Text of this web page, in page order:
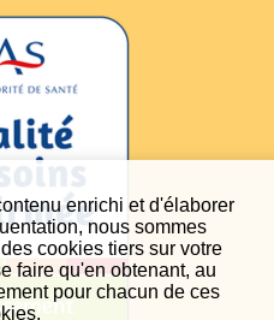
enrichi et d'élaborer
nous sommes
cookies tiers sur votre
faire qu'en obtenant, au
pour chacun de ces